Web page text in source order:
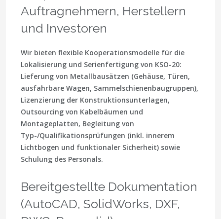
Auftragnehmern, Herstellern
und Investoren
Wir bieten flexible Kooperationsmodelle für die
Lokalisierung und Serienfertigung von KSO-20:
Lieferung von Metallbausätzen (Gehäuse, Türen,
ausfahrbare Wagen, Sammelschienenbaugruppen),
Lizenzierung der Konstruktionsunterlagen,
Outsourcing von Kabelbäumen und
Montageplatten, Begleitung von
Typ-/Qualifikationsprüfungen (inkl. innerem
Lichtbogen und funktionaler Sicherheit) sowie
Schulung des Personals.
Bereitgestellte Dokumentation
(AutoCAD, SolidWorks, DXF,